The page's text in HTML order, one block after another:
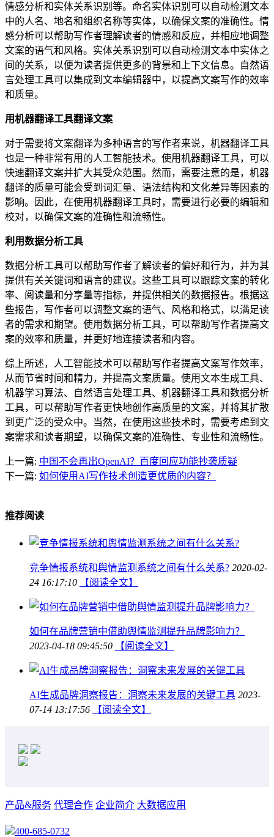
情感分析和实体关系识别等。命名实体识别可以自动检测文本
中的人名、地名和组织名称等实体，以确保文案的准确性。情
感分析可以帮助写作者理解读者的情感和反应，并相应地调整
文案的语气和风格。实体关系识别可以自动检测文本中实体之
间的关系，以便为读者提供更多的背景和上下文信息。自然语
言处理工具可以集成到文本编辑器中，以提高文案写作的效率
和质量。
用机器翻译工具翻译文案
对于需要将文案翻译为多种语言的写作者来说，机器翻译工具
也是一种非常有用的人工智能技术。使用机器翻译工具，可以
快速翻译文案并扩大其受众范围。然而，需要注意的是，机器
翻译的质量可能会受到词汇量、语法结构和文化差异等因素的
影响。因此，在使用机器翻译工具时，需要进行必要的编辑和
校对，以确保文案的准确性和流畅性。
利用数据分析工具
数据分析工具可以帮助写作者了解读者的偏好和行为，并为其
提供有关关键词和语言的建议。这些工具可以跟踪文案的转化
率、阅读量和分享量等指标，并提供相关的数据报告。根据这
些报告，写作者可以调整文案的语气、风格和格式，以满足读
者的需求和期望。使用数据分析工具，可以帮助写作者提高文
案的效率和质量，并更好地连接读者和内容。
综上所述，人工智能技术可以帮助写作者提高文案写作效率，
从而节省时间和精力，并提高文案质量。使用文本生成工具、
机器学习算法、自然语言处理工具、机器翻译工具和数据分析
工具，可以帮助写作者更快地创作高质量的文案，并将其扩散
到更广泛的受众中。当然，在使用这些技术时，需要考虑到文
案需求和读者期望，以确保文案的准确性、专业性和流畅性。
上一篇: 中国不会再出OpenAI？百度回应功能抄袭质疑
下一篇: 如何使用AI写作技术创造更优质的内容？
推荐阅读
竞争情报系统和舆情监测系统之间有什么关系? 2020-02-
24 16:17:10
【阅读全文】
如何在品牌营销中借助舆情监测提升品牌影响力？
2023-04-18 09:45:50
【阅读全文】
AI生成品牌洞察报告：洞察未来发展的关键工具 2023-
07-14 13:17:56
【阅读全文】
产品&服务 代理合作 企业简介 大数据应用
400-685-0732